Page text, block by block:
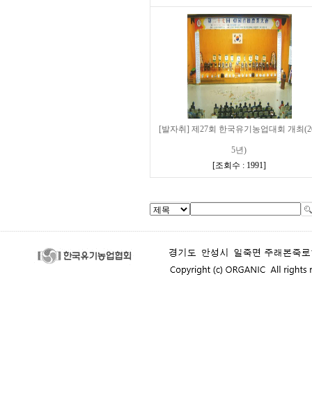
[발자취] 제27회 한국유기농업대회 개최
5년)
[조회수 : 1991]